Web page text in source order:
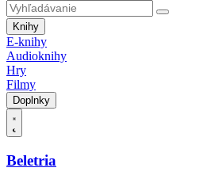
Knihy
E-knihy
Audioknihy
Hry
Filmy
Doplnky
Beletria